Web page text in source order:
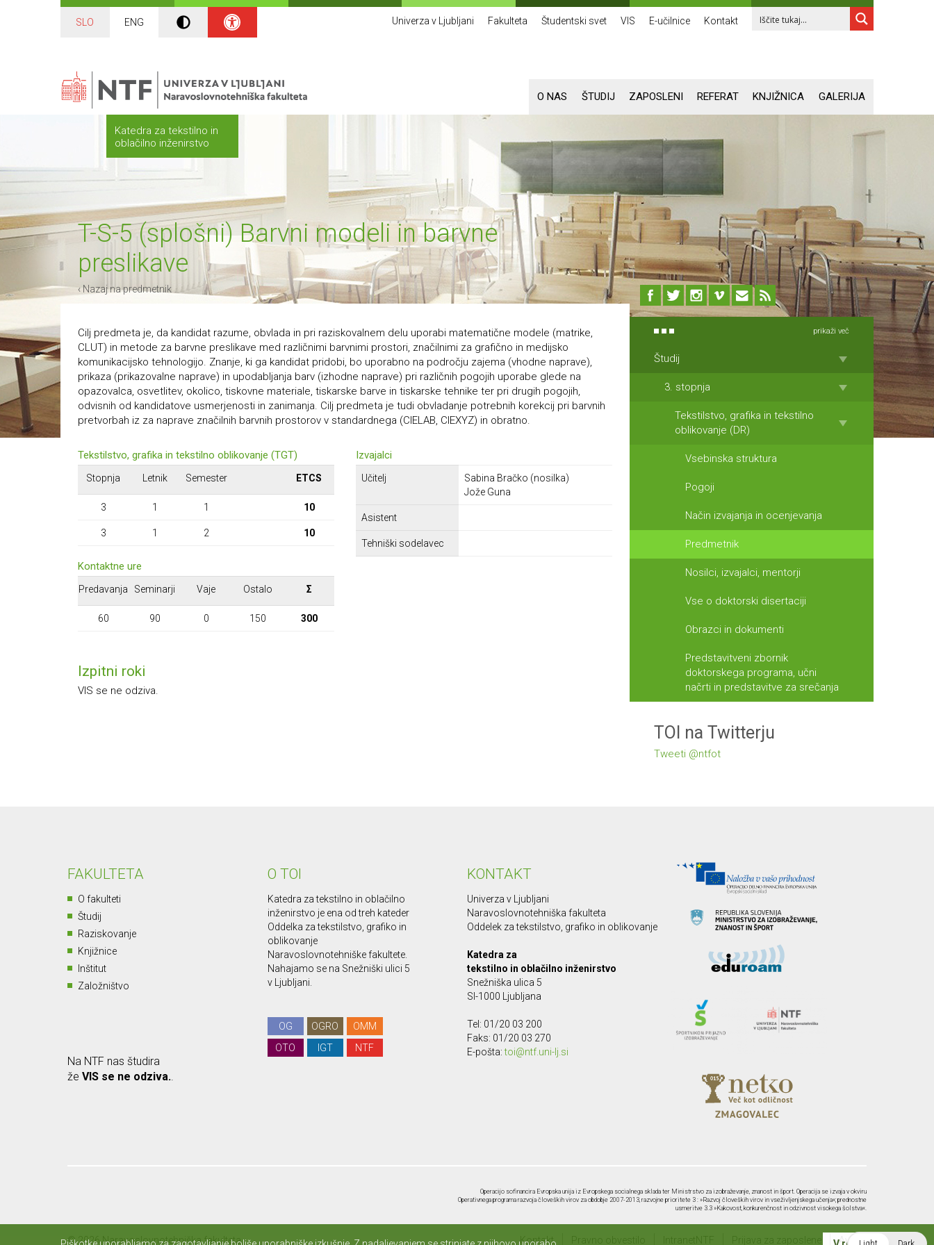
SLO ENG Univerza v Ljubljani Fakulteta Študentski svet VIS E-učilnice Kontakt
Katedra za tekstilno in
oblačilno inženirstvo
O NAS ŠTUDIJ ZAPOSLENI REFERAT KNJIŽNICA GALERIJA
T-S-5 (splošni) Barvni modeli in barvne
preslikave
‹ Nazaj na predmetnik
Cilj predmeta je, da kandidat razume, obvlada in pri raziskovalnem delu uporabi matematične modele (matrike,
CLUT) in metode za barvne preslikave med različnimi barvnimi prostori, značilnimi za grafično in medijsko
komunikacijsko tehnologijo. Znanje, ki ga kandidat pridobi, bo uporabno na področju zajema (vhodne naprave),
prikaza (prikazovalne naprave) in upodabljanja barv (izhodne naprave) pri različnih pogojih uporabe glede na
opazovalca, osvetlitev, okolico, tiskovne materiale, tiskarske barve in tiskarske tehnike ter pri drugih pogojih,
odvisnih od kandidatove usmerjenosti in zanimanja. Cilj predmeta je tudi obvladanje potrebnih korekcij pri barvnih
pretvorbah iz za naprave značilnih barvnih prostorov v standardnega (CIELAB, CIEXYZ) in obratno.
Tekstilstvo, grafika in tekstilno oblikovanje (TGT)
Stopnja Letnik Semester ETCS
3 1 1 10
3 1 2 10
Kontaktne ure
Predavanja Seminarji Vaje Ostalo Σ
60 90 0 150 300
Izvajalci
Učitelj
Sabina Bračko (nosilka)
Jože Guna
Asistent
Tehniški sodelavec
Izpitni roki
VIS se ne odziva.
prikaži več
Študij
3. stopnja
Tekstilstvo, grafika in tekstilno
oblikovanje (DR)
Vsebinska struktura
Pogoji
Način izvajanja in ocenjevanja
Predmetnik
Nosilci, izvajalci, mentorji
Vse o doktorski disertaciji
Obrazci in dokumenti
Predstavitveni zbornik
doktorskega programa, učni
načrti in predstavitve za srečanja
TOI na Twitterju
Tweeti @ntfot
FAKULTETA
O fakulteti
Študij
Raziskovanje
Knjižnice
Inštitut
Založništvo
O TOI
Katedra za tekstilno in oblačilno
inženirstvo je ena od treh kateder
Oddelka za tekstilstvo, grafiko in
oblikovanje
Naravoslovnotehniške fakultete.
Nahajamo se na Snežniški ulici 5
v Ljubljani.
OG OGRO
OMM
OTO
IGT NTF
KONTAKT
Univerza v Ljubljani
Naravoslovnotehniška fakulteta
Oddelek za tekstilstvo, grafiko in oblikovanje
Katedra za
tekstilno in oblačilno inženirstvo
Snežniška ulica 5
SI-1000 Ljubljana
Tel: 01/20 03 200
Faks: 01/20 03 270
E-pošta:toi@ntf.uni-lj.si
Na NTF nas študira
že VIS se ne odziva.
Operacijo sofinancira Evropska unija iz Evropskega socialnega sklada ter Ministrstvo za izobraževanje, znanost in šport. Operacija se izvaja v okviru
Operativnega programa razvoja človeških virov za obdobje 2007-2013, razvojne prioritete 3 : »Razvoj človeških virov in vseživljenjskega učenja«; prednostne
usmeritve 3.3 »Kakovost, konkurenčnost in odzivnost visokega šolstva«.
© 2026 Naravoslovnotehniška fakulteta. Kontakt Pravno obvestilo IntranetNTF Prijava za zaposlene Avtorji